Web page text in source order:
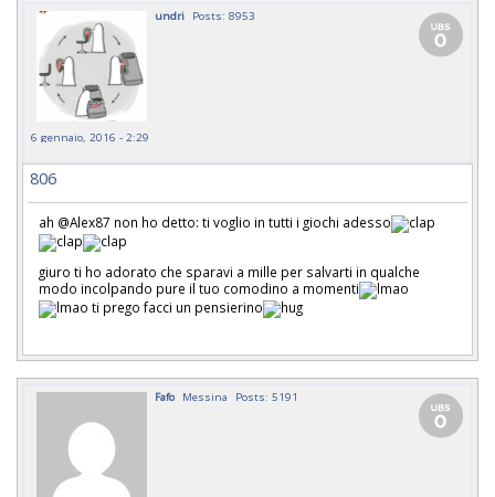
undri Posts: 8953
6 gennaio, 2016 - 2:29
806
ah @Alex87 non ho detto: ti voglio in tutti i giochi adesso
giuro ti ho adorato che sparavi a mille per salvarti in qualche
modo incolpando pure il tuo comodino a momenti
ti prego facci un pensierino
Fafo Messina Posts: 5191